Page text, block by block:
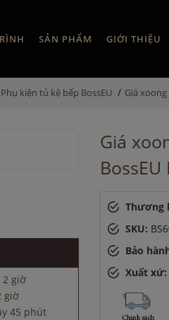
SẢN PHẨM GIỚI THIỆU
Phụ kiện tủ kệ bếp BossEU / Giá
giờ
45 phút
8 giờ
2 giờ
giờ
45 phút
Giá
BossEU
Thương
SKU:
Bảo
Xuất xứ: